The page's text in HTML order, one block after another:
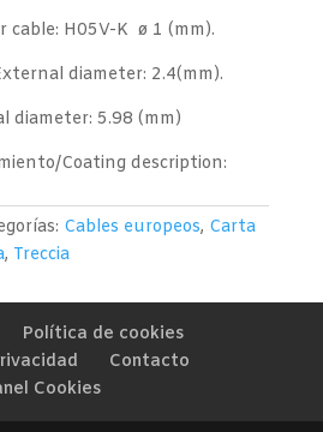
H05V-K ø 1 (mm).
diameter: 2.4(mm).
diameter: 5.98 (mm)
Coating description:
Cables europeos, Carta
, Treccia
Política de cookies
Contacto
Cookies